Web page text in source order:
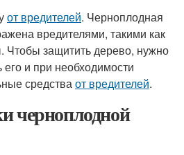
от вредителей. Черноплодная
вредителями, такими как
защитить дерево, нужно
и при необходимости
средстваот вредителей.
черноплодной